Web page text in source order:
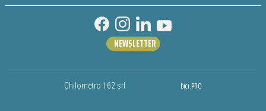
Chilometro 162 srl bici.PRO
NEWSLETTER